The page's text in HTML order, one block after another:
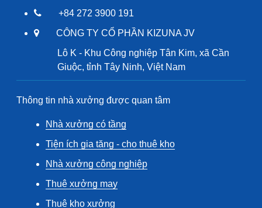
+84 272 3900 191
CÔNG TY CỔ PHẦN KIZUNA JV
Lô K - Khu Công nghiệp Tân Kim, xã Cần
Giuộc, tỉnh Tây Ninh, Việt Nam
Thông tin nhà xưởng được quan tâm
Nhà xưởng có tầng
Tiện ích gia tăng - cho thuê kho
Nhà xưởng công nghiệp
Thuê xưởng may
Thuê kho xưởng